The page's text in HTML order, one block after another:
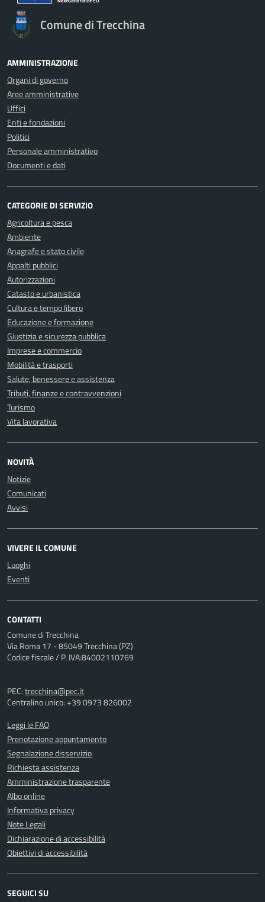
Comune di Trecchina
AMMINISTRAZIONE
Organi di governo
Aree amministrative
Uffici
Enti e fondazioni
Politici
Personale amministrativo
Documenti e dati
CATEGORIE DI SERVIZIO
Agricoltura e pesca
Ambiente
Anagrafe e stato civile
Appalti pubblici
Autorizzazioni
Catasto e urbanistica
Cultura e tempo libero
Educazione e formazione
Giustizia e sicurezza pubblica
Imprese e commercio
Mobilità e trasporti
Salute, benessere e assistenza
Tributi, finanze e contravvenzioni
Turismo
Vita lavorativa
NOVITÀ
Notizie
Comunicati
Avvisi
VIVERE IL COMUNE
Luoghi
Eventi
CONTATTI
Comune di Trecchina
Via Roma 17 - 85049 Trecchina (PZ)
Codice fiscale / P. IVA:84002110769
PEC:trecchina@pec.it
Centralino unico: +39 0973 826002
Leggi le FAQ
Prenotazione appuntamento
Segnalazione disservizio
Richiesta assistenza
Amministrazione trasparente
Albo online
Informativa privacy
Note Legali
Dichiarazione di accessibilità
Obiettivi di accessibilità
SEGUICI SU